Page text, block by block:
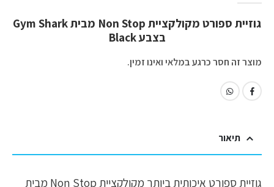
גוזיית ספורט מקולקציית Non Stop מבית Gym Shark
בצבע Black
מוצר זה חסר כרגע במלאי ואינו זמין.
תיאור
גוזיית ספורט איכותית ביותר מקולקציית Non Stop מבית